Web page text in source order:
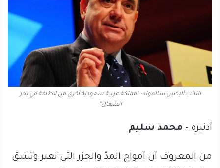
النائب أليكس سالموند: “مملكة عربية سعودية أخرى من الطاقة في بحر
الشمال”
أدنبره – محمد سليم
من المعروف أن أمواج المدّ والجزر التي تعبر وتشق